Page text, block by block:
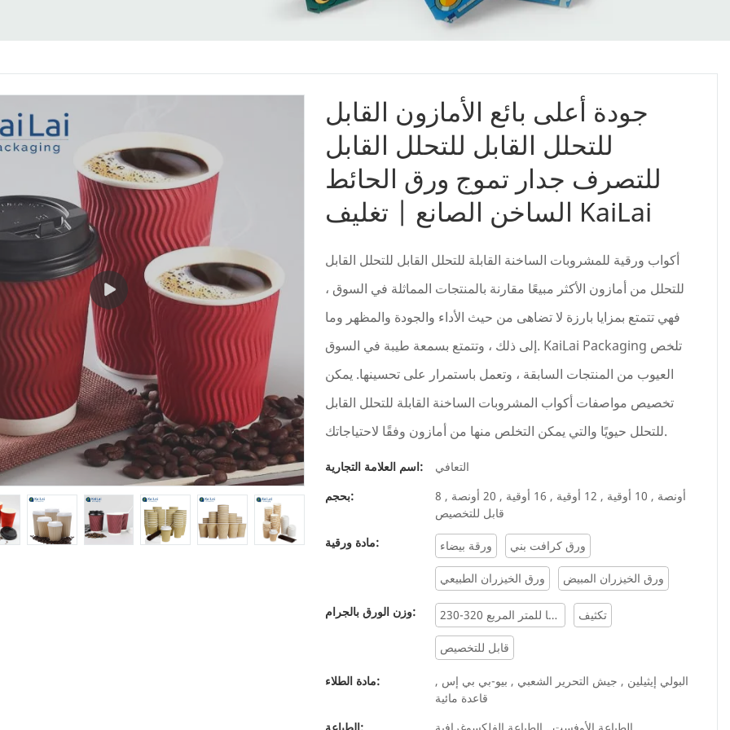
جودة أعلى بائع الأمازون القابل
للتحلل القابل للتحلل القابل
للتصرف جدار تموج ورق الحائط
الساخن الصانع | تغليف KaiLai
أكواب ورقية للمشروبات الساخنة القابلة للتحلل القابل للتحلل القابل
للتحلل من أمازون الأكثر مبيعًا مقارنة بالمنتجات المماثلة في السوق ،
فهي تتمتع بمزايا بارزة لا تضاهى من حيث الأداء والجودة والمظهر وما
إلى ذلك ، وتتمتع بسمعة طيبة في السوق. KaiLai Packaging تلخص
العيوب من المنتجات السابقة ، وتعمل باستمرار على تحسينها. يمكن
تخصيص مواصفات أكواب المشروبات الساخنة القابلة للتحلل القابل
للتحلل حيويًا والتي يمكن التخلص منها من أمازون وفقًا لاحتياجاتك.
اسم العلامة التجارية:
التعافي
بحجم:
8 أونصة , 10 أوقية , 12 أوقية , 16 أوقية , 20 أونصة ,
قابل للتخصيص
مادة ورقية:
ورقة بيضاء ورق كرافت بني
ورق الخيزران الطبيعي ورق الخيزران المبيض
وزن الورق بالجرام: 230-320 جرامًا للمتر المربع تكثيف
قابل للتخصيص
مادة الطلاء:
البولي إيثيلين , جيش التحرير الشعبي , بيو-بي بي إس ,
قاعدة مائية